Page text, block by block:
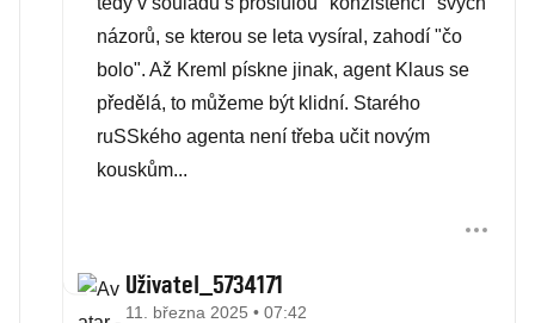
názorů, se kterou se leta vysíral, zahodí "čo
bolo". Až Kreml pískne jinak, agent Klaus se
předělá, to můžeme být klidní. Starého
ruSSkého agenta není třeba učit novým
kouskům...
Uživatel_5734171
11. března 2025 • 07:42